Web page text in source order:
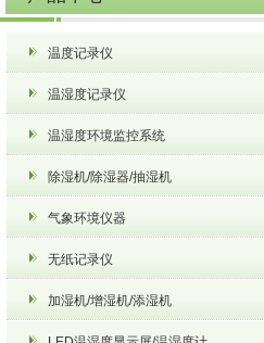
除湿机/除湿器/抽湿
机
温度记录仪
温湿度记录仪
温湿度环境监控系统
除湿机/除湿器/抽湿机
气象环境仪器
无纸记录仪
加湿机/增湿机/添湿机